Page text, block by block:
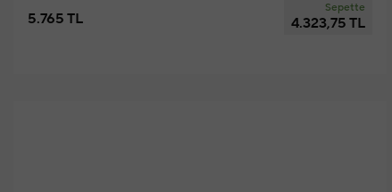
5.765 TL
Sepette
4.323,75 TL